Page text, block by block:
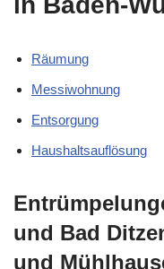
Räumung
Messiwohnung
Entsorgung
Haushaltsauflösung
und Bad
und